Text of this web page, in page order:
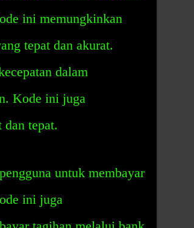
ini memungkinkan
tepat dan akurat.
dalam
Kode ini juga
tepat.
untuk membayar
ini juga